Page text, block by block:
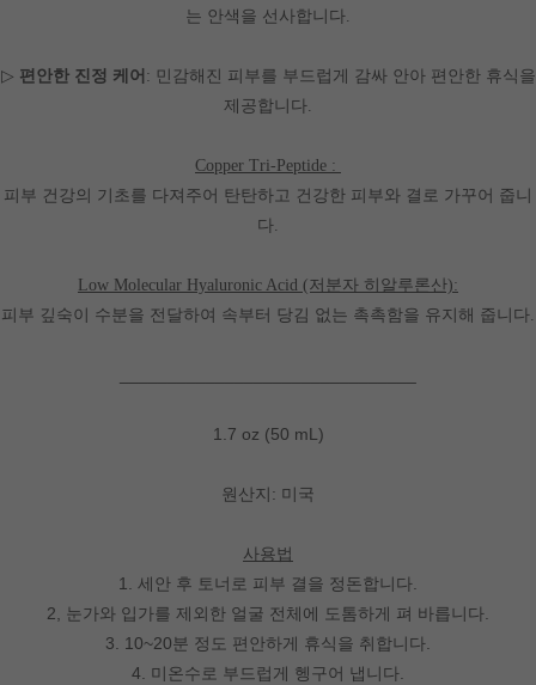
는 안색을 선사합니다.
▷ 편안한 진정 케어 : 민감해진 피부를 부드럽게 감싸 안아 편안한 휴식을
제공합니다.
Copper Tri-Peptide :
피부 건강의 기초를 다져주어 탄탄하고 건강한 피부와 결로 가꾸어 줍니
다.
Low Molecular Hyaluronic Acid (저분자 히알루론산):
피부 깊숙이 수분을 전달하여 속부터 당김 없는 촉촉함을 유지해 줍니다.
1.7 oz (50 mL)
원산지: 미국
사용법
1. 세안 후 토너로 피부 결을 정돈합니다.
2, 눈가와 입가를 제외한 얼굴 전체에 도톰하게 펴 바릅니다.
3. 10~20분 정도 편안하게 휴식을 취합니다.
4. 미온수로 부드럽게 헹구어 냅니다.